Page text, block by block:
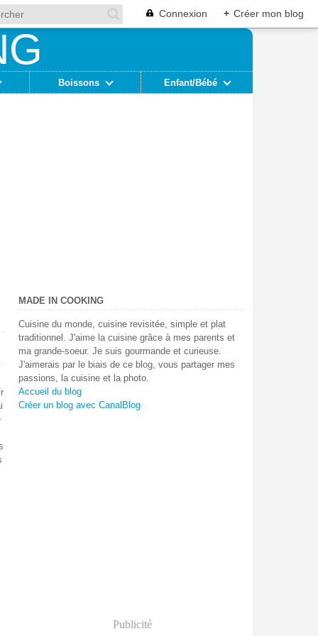
Connexion + Créer mon blog
Boissons Enfant/Bébé
MADE IN COOKING
Cuisine du monde, cuisine revisitée, simple et plat
traditionnel. J'aime la cuisine grâce à mes parents et
ma grande-soeur. Je suis gourmande et curieuse.
J'aimerais par le biais de ce blog, vous partager mes
passions, la cuisine et la photo.
Accueil du blog
Créer un blog avec CanalBlog
Publicité